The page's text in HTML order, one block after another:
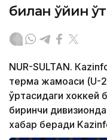
билан ўйин
NUR-SULTAN.
терма жамоаси (U-
ўртасидаги хоккей
биринчи
хабар беради